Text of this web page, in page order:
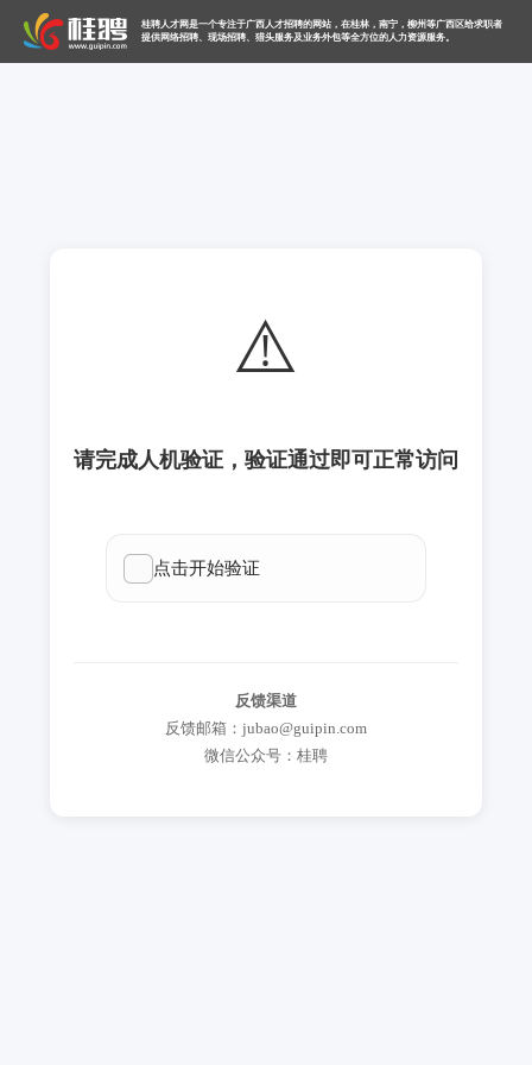
桂聘人才网是一个专注于广西人才招聘的网站，在桂林，南宁，柳州等广西区给求职者
提供网络招聘、现场招聘、猎头服务及业务外包等全方位的人力资源服务。
⚠️
请完成人机验证，验证通过即可正常访问
反馈渠道
反馈邮箱：jubao@guipin.com
微信公众号：桂聘